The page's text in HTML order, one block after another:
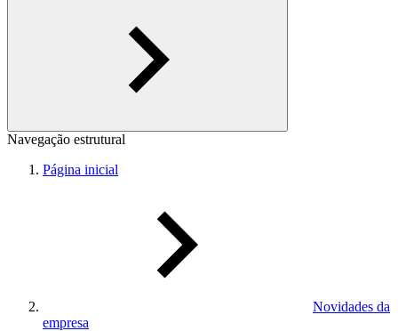
Navegação estrutural
Página inicial
Novidades da
empresa